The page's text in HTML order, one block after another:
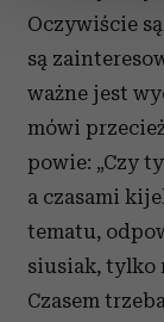
zmienić lub
i reklam, aby
analizować
korzystasz z
Partnerzy
otrzymanymi
korzystania z
Oczywiście
są
ważne jest
mówi
powie: „Czy
a czasami
tematu,
siusiak, tylko
Czasem